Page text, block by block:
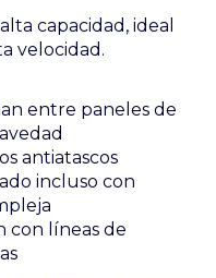
capacidad, ideal
velocidad.
entre paneles de
antiatascos
incluso con
con líneas de